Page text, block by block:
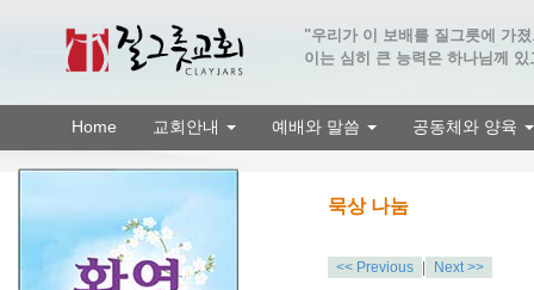
"우리가 이 보배를 질그릇에 가
이는 심히 큰 능력은 하나님께
Home 교회안내 예배와 말씀 공동체와 양육
묵상 나눔
<< Previous Next >>